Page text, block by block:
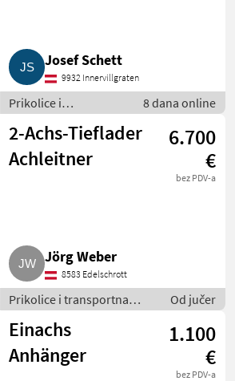
Josef Schett
9932 Innervillgraten
Prikolice i
transportna vozila /
Niski utovarivači
8 dana online
2-Achs-Tieflader
Achleitner
6.700
€
bez PDV-a
Jörg Weber
8583 Edelschrott
Prikolice i transportna
vozila / Niski utovarivači
Od jučer
Einachs
Anhänger
1.100
€
bez PDV-a